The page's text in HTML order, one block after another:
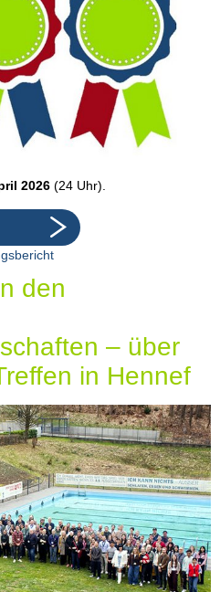
2026 (24 Uhr).
den
– über
in Hennef